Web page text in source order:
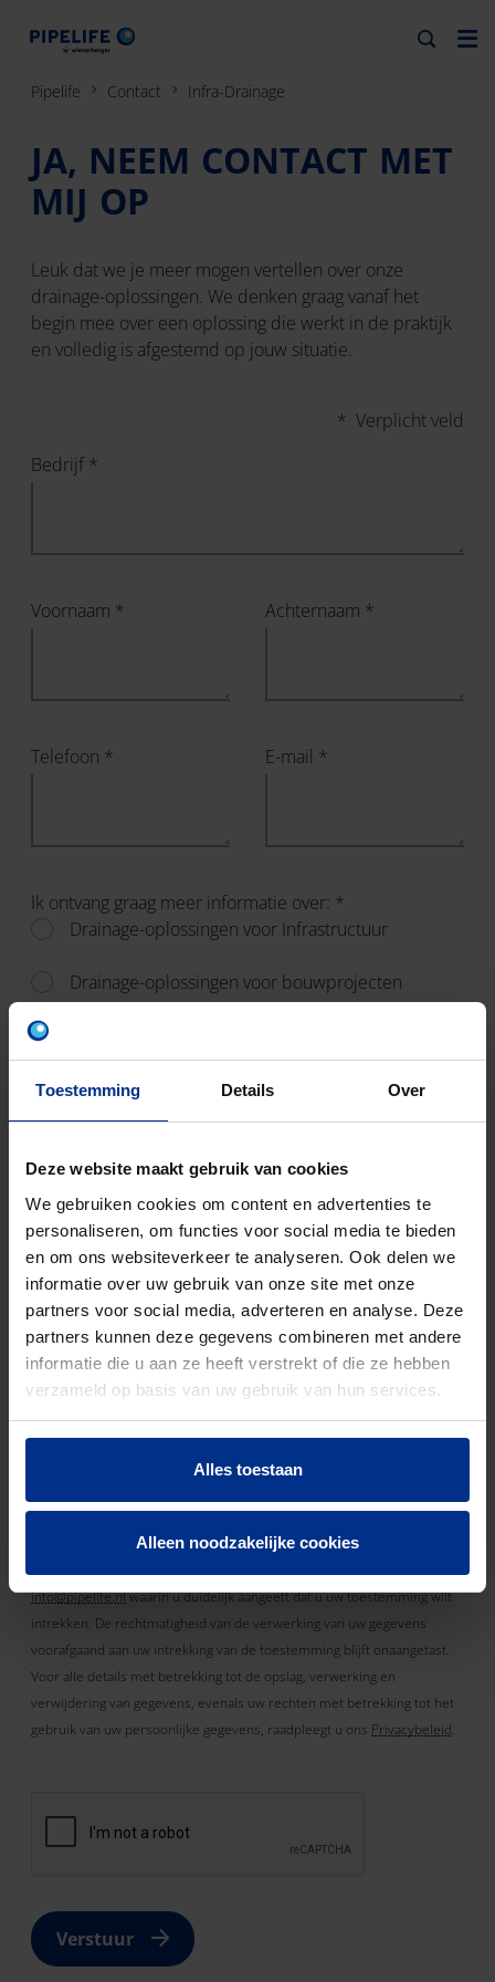
Toestemming Details Over
Deze website maakt gebruik van cookies
We gebruiken cookies om content en advertenties te
personaliseren, om functies voor social media te bieden
en om ons websiteverkeer te analyseren. Ook delen we
informatie over uw gebruik van onze site met onze
partners voor social media, adverteren en analyse. Deze
partners kunnen deze gegevens combineren met andere
informatie die u aan ze heeft verstrekt of die ze hebben
verzameld op basis van uw gebruik van hun services.
Alles toestaan
Alleen noodzakelijke cookies
Pipelife Contact Infra-Drainage
JA, NEEM CONTACT MET
MIJ OP
Leuk dat we je meer mogen vertellen over onze
drainage-oplossingen. We denken graag vanaf het
begin mee over een oplossing die werkt in de praktijk
en volledig is afgestemd op jouw situatie.
* Verplicht veld
Bedrijf *
Voornaam * Achternaam *
Telefoon * E-mail *
Ik ontvang graag meer informatie over: *
Drainage-oplossingen voor Infrastructuur
Drainage-oplossingen voor bouwprojecten
woningbouwprojecten
Anders
Door mijn verzoek te versturen, stem ik in
met het gebruik van de persoonlijke
gegevens die door mijzelf zijn ingevoerd,
alsmede met persoonlijke gegevens die
zijn afgeleid van mijn vraag, door Pipelife
Nederland BV (onderdeel van de
Wienerberger Groep) met het oog op het
verwerken van mijn vraag evenals voor
eventuele vervolgvragen en, indien nodig,
Wienerberger Groep.
Uw gegevens worden als vertrouwelijk behandeld. Uw toestemming
info@pipelife.nlwaarin u duidelijk aangeeft dat u uw toestemming wilt
intrekken. De rechtmatigheid van de verwerking van uw gegevens
voorafgaand aan uw intrekking van de toestemming blijft onaangetast.
Voor alle details met betrekking tot de opslag, verwerking en
verwijdering van gegevens, evenals uw rechten met betrekking tot het
gebruik van uw persoonlijke gegevens, raadpleegt u ons Privacybeleid.
Verstuur